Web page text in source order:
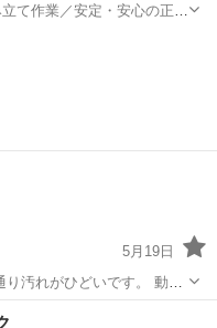
て作業／安定・安心の正社
5月19日
汚れがひどいです。 動作